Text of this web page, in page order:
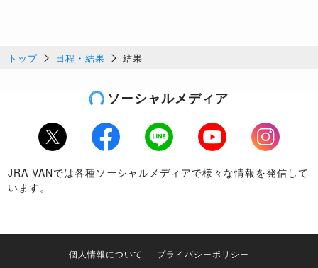
トップ 日程・結果 結果
ソーシャルメディア
Twitter Facebook LINE Youtube
Instagram
JRA-VANでは各種ソーシャルメディアで様々な情報を発信して
います。
個人情報について プライバシーポリシー